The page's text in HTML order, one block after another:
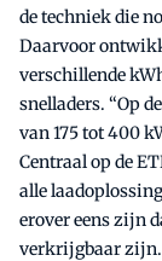
de techniek die
Daarvoor
verschillende
snelladers. “Op
van 175 tot 400
Centraal op de
alle
erover eens zijn
verkrijgbaar zijn.